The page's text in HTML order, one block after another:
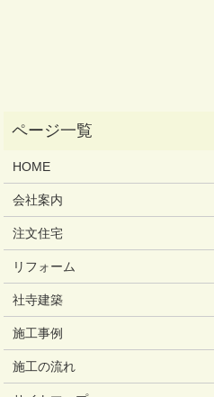
HOME
会社案内
注文住宅
リフォーム
社寺建築
施工事例
施工の流れ